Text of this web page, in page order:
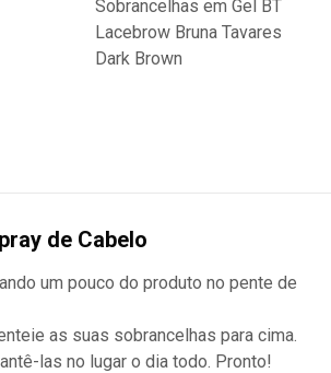
de Cabelo
um pouco do produto no pente de
as suas sobrancelhas para cima.
las no lugar o dia todo. Pronto!